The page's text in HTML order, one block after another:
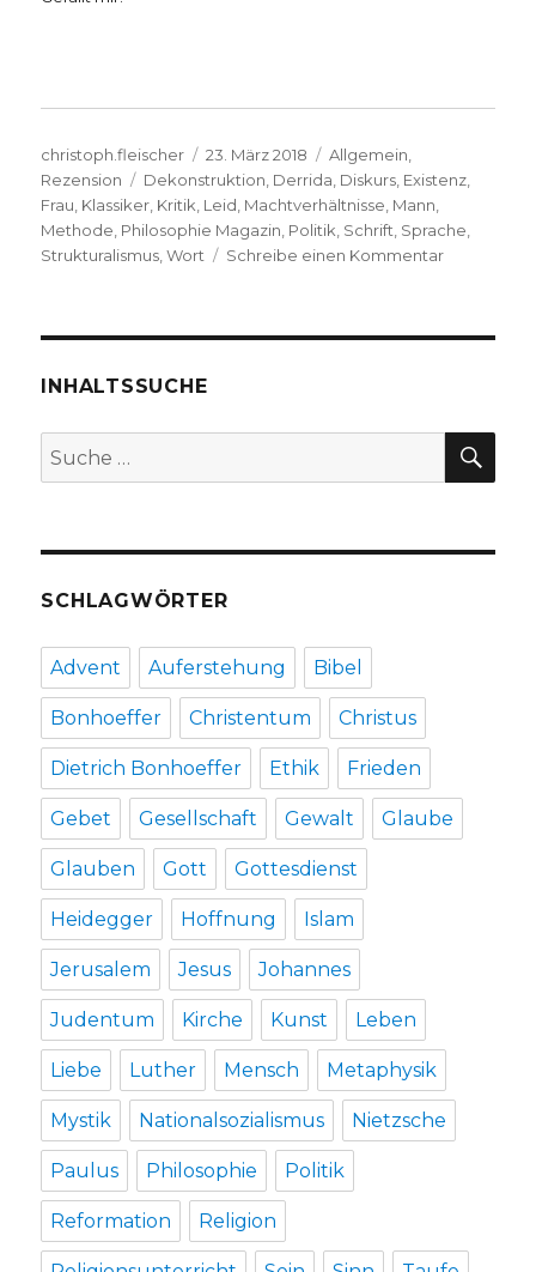
Autor
christoph.fleischer
Veröffentlicht
am
23. März 2018 Kategorien
Allgemein
Rezension
Schlagwörter
Dekonstruktion Derrida Diskurs Existenz
Frau Klassiker Kritik Leid Machtverhältnisse Mann
Methode Philosophie Magazin Politik Schrift Sprache
Strukturalismus ,Wort Schreibe einen Kommentarzu
2018
INHALTSSUCHE
Suche
nach:
SCHLAGWÖRTER
Advent Auferstehung Bibel
Bonhoeffer Christentum Christus
Dietrich Bonhoeffer Ethik Frieden
Gebet Gesellschaft Gewalt Glaube
Glauben Gott Gottesdienst
Heidegger Hoffnung Islam
Jerusalem Jesus Johannes
Judentum Kirche Kunst Leben
Liebe Luther Mensch Metaphysik
Mystik Nationalsozialismus Nietzsche
Paulus Philosophie Politik
Reformation Religion